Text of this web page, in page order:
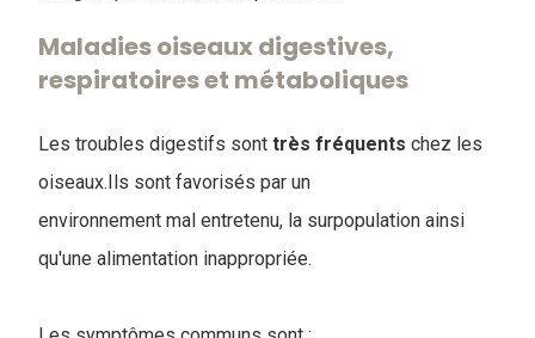
Maladies oiseaux digestives,
respiratoires et métaboliques
Les troubles digestifs sont très fréquents chez les
oiseaux.Ils sont favorisés par un
environnement mal entretenu, la surpopulation ainsi
qu'une alimentation inappropriée.